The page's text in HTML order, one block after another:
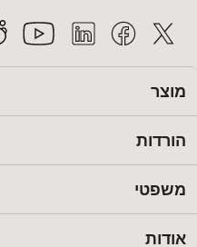
מוצר
הורדות
משפטי
אודות